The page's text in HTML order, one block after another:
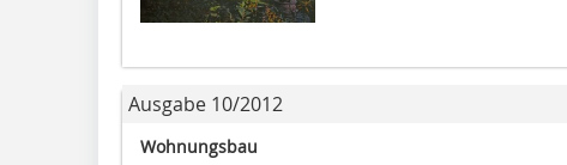
Ausgabe 10/2012
Wohnungsbau